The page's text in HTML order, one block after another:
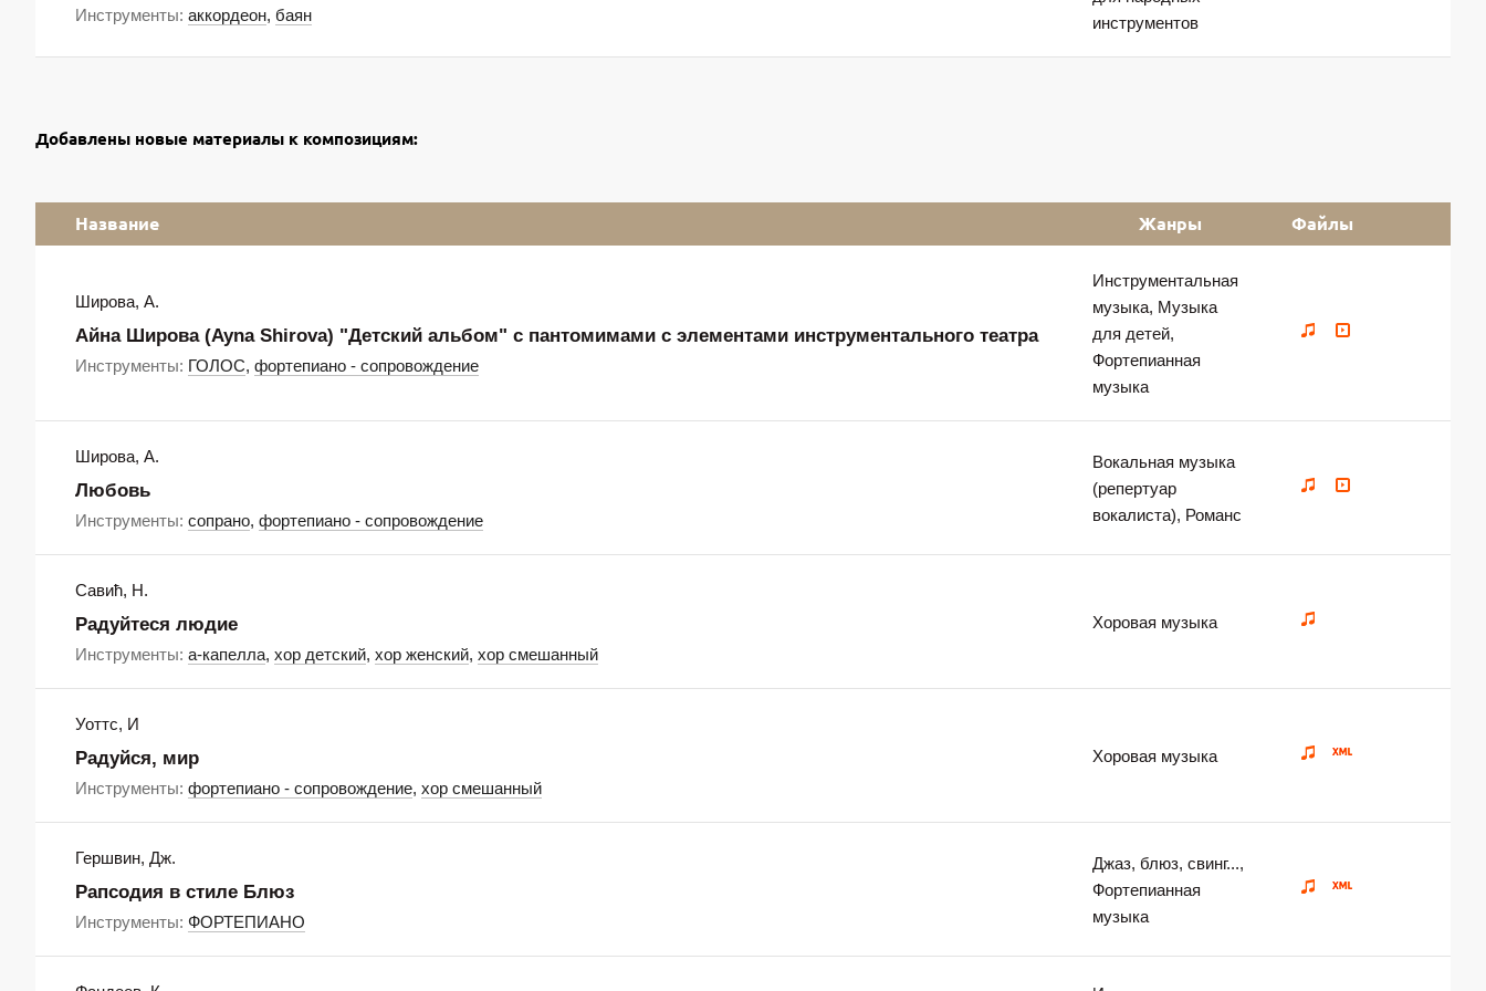
Инструменты: аккордеон, баян
инструментов
Добавлены новые материалы к композициям:
Название Жанры Файлы
Широва, А.
Айна Широва (Ayna Shirova) "Детский альбом" с пантомимами с элементами инструментального театра
Инструменты: ГОЛОС, фортепиано - сопровождение
Инструментальная
музыка, Музыка
для детей,
Фортепианная
музыка
Широва, А.
Любовь
Инструменты: сопрано, фортепиано - сопровождение
Вокальная музыка
(репертуар
вокалиста), Романс
Савић, Н.
Радуйтеся людие
Инструменты: а-капелла, хор детский, хор женский, хор смешанный
Хоровая музыка
Уоттс, И
Радуйся, мир
Инструменты: фортепиано - сопровождение, хор смешанный
Хоровая музыка
Гершвин, Дж.
Рапсодия в стиле Блюз
Инструменты: ФОРТЕПИАНО
Джаз, блюз, свинг...,
Фортепианная
музыка